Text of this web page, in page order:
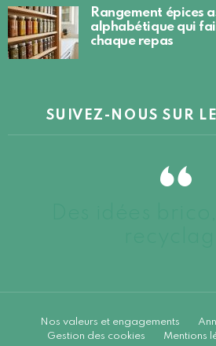
Rangement épices
alphabétique qui
chaque repas
SUIVEZ-NOUS SUR
Nos valeurs et engagements
Gestion des cookies
Mentions